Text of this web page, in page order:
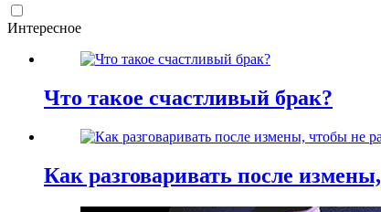
Интересное
Что такое счастливый брак?
Как разговаривать после